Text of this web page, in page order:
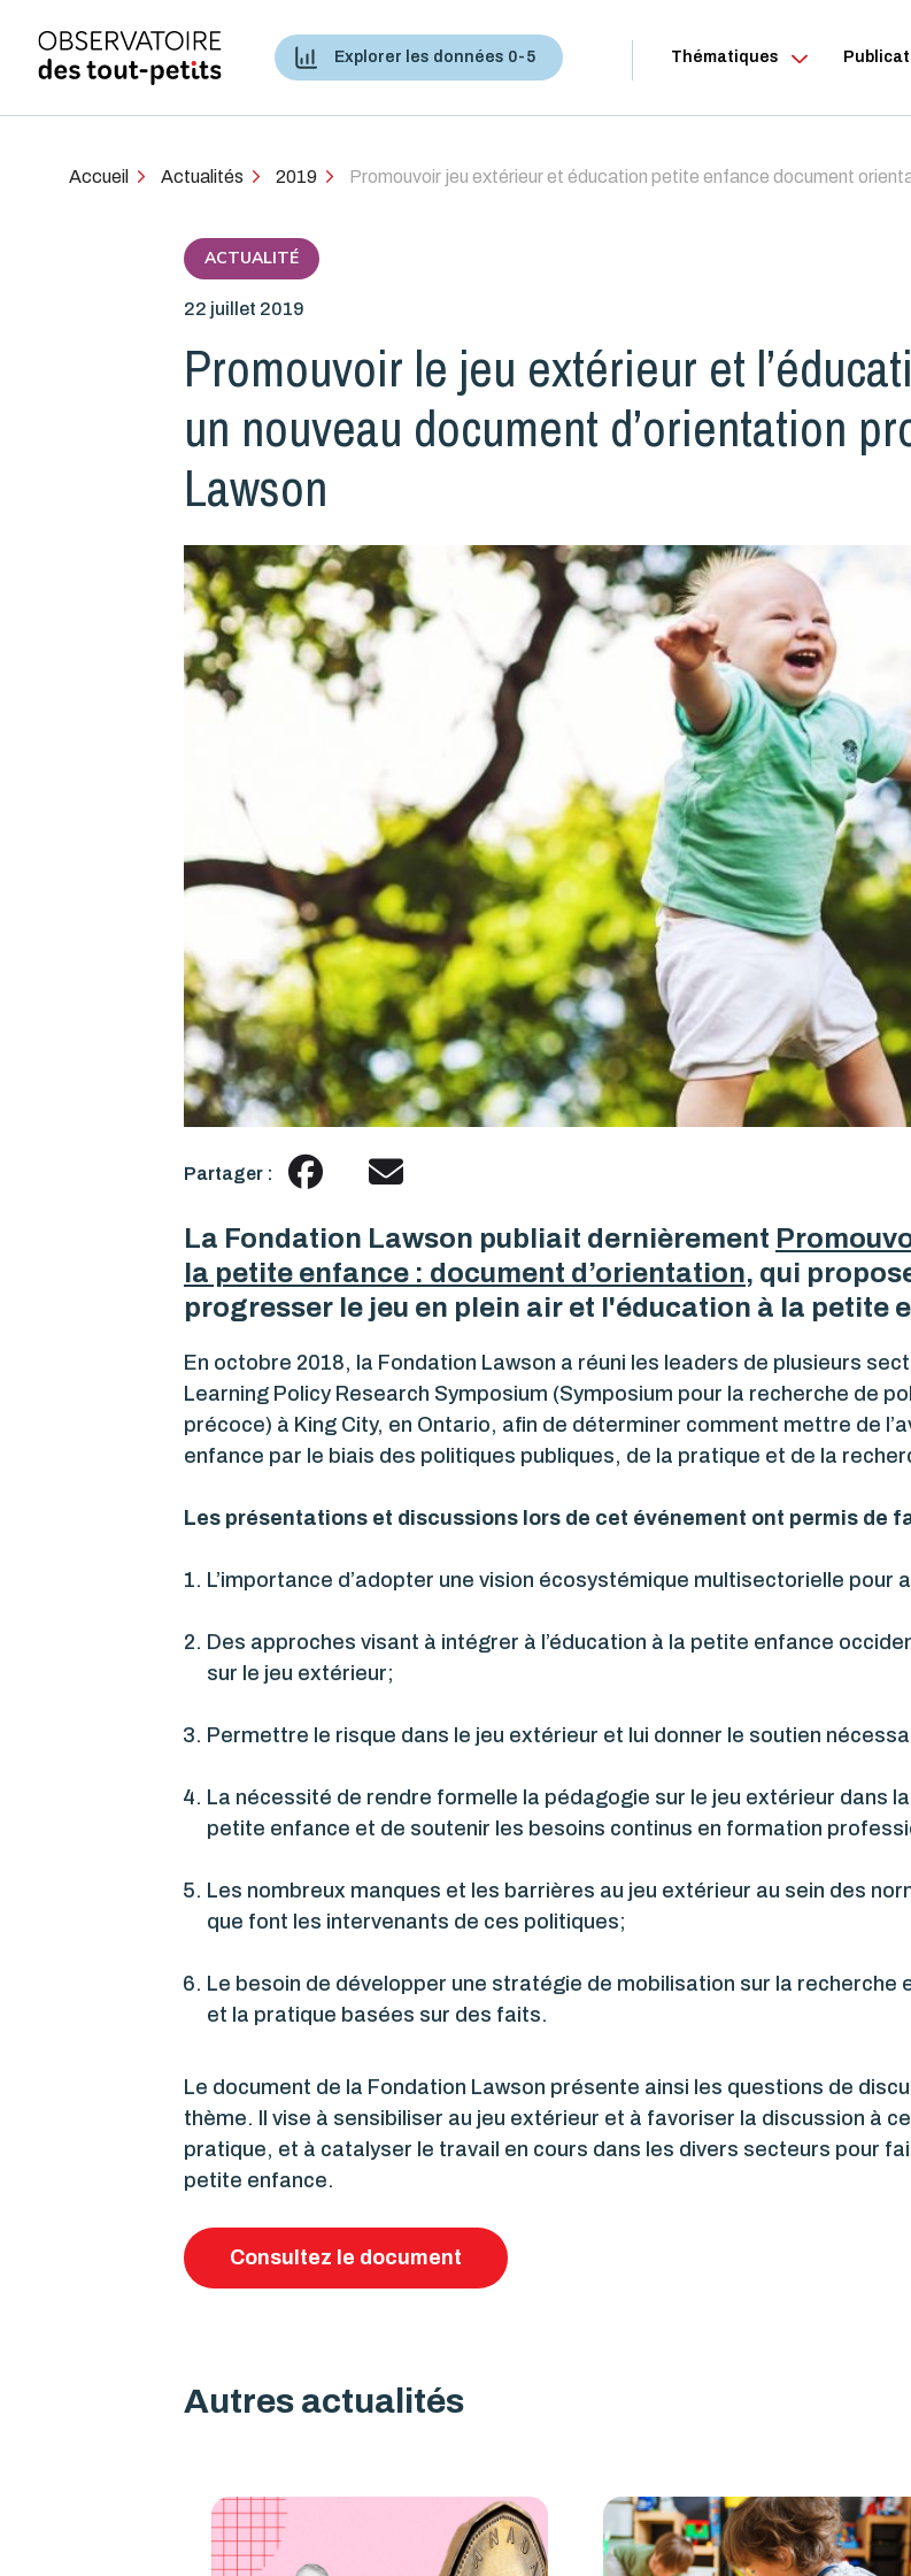
Thématiques
Explorer les données 0-5
Accueil Actualités 2019 Promouvoir jeu extérieur et éducation petite enfance document
ACTUALITÉ
22 juillet 2019
Promouvoir le jeu extérieur et
un nouveau document d’orientation
Lawson
Partager :
La Fondation Lawson publiait dernièrement
la petite enfance : document d’orientation, qui
progresser le jeu en plein air et l'éducation à la petite
En octobre 2018, la Fondation Lawson a réuni les leaders de plusieurs
Learning Policy Research Symposium (Symposium pour la recherche de
précoce) à King City, en Ontario, afin de déterminer comment mettre de
enfance par le biais des politiques publiques, de la pratique et de la
Les présentations et discussions lors de cet événement ont permis de
L’importance d’adopter une vision écosystémique multisectorielle pour
Des approches visant à intégrer à l’éducation à la petite enfance
sur le jeu extérieur;
Permettre le risque dans le jeu extérieur et lui donner le soutien
La nécessité de rendre formelle la pédagogie sur le jeu extérieur dans
petite enfance et de soutenir les besoins continus en formation
Les nombreux manques et les barrières au jeu extérieur au sein des
que font les intervenants de ces politiques;
Le besoin de développer une stratégie de mobilisation sur la recherche
et la pratique basées sur des faits.
Le document de la Fondation Lawson présente ainsi les questions de
thème. Il vise à sensibiliser au jeu extérieur et à favoriser la discussion à
pratique, et à catalyser le travail en cours dans les divers secteurs pour
petite enfance.
Consultez le document
Autres actualités